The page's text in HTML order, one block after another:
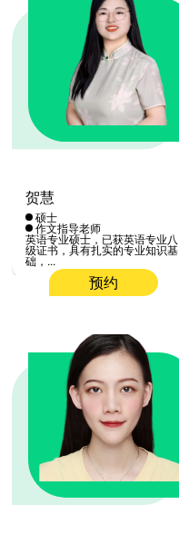
贺慧
硕士
作文指导老师
英语专业硕士，已获英语专业八
级证书，具有扎实的专业知识基
础，...
预约